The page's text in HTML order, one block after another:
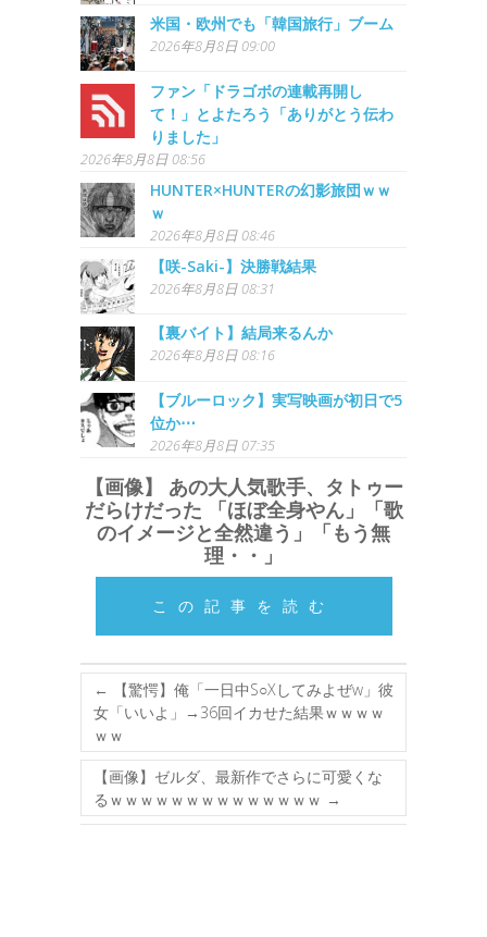
米国・欧州でも「韓国旅行」ブーム
2026年8月8日 09:00
ファン「ドラゴボの連載再開し
て！」とよたろう「ありがとう伝わ
りました」
2026年8月8日 08:56
HUNTER×HUNTERの幻影旅団ｗｗ
ｗ
2026年8月8日 08:46
【咲-Saki-】決勝戦結果
2026年8月8日 08:31
【裏バイト】結局来るんか
2026年8月8日 08:16
【ブルーロック】実写映画が初日で5
位か⋯
2026年8月8日 07:35
【画像】 あの大人気歌手、タトゥー
だらけだった 「ほぼ全身やん」「歌
のイメージと全然違う」「もう無
理・・」
この記事を読む
←
【驚愕】俺「一日中S○Xしてみよぜw」彼
女「いいよ」→36回イカせた結果ｗｗｗｗ
ｗｗ
【画像】ゼルダ、最新作でさらに可愛くな
るｗｗｗｗｗｗｗｗｗｗｗｗｗｗ →